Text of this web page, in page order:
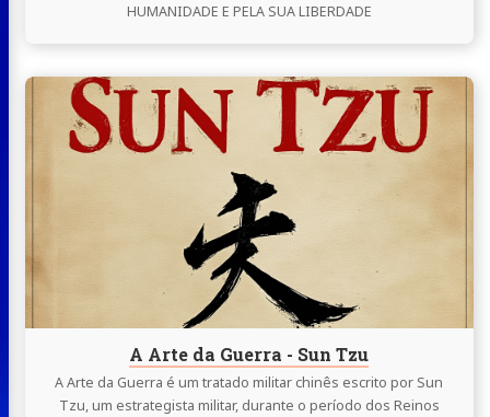
HUMANIDADE E PELA SUA LIBERDADE
A Arte da Guerra - Sun Tzu
A Arte da Guerra é um tratado militar chinês escrito por Sun
Tzu, um estrategista militar, durante o período dos Reinos
Continue
Arte
Guerra
-Sul